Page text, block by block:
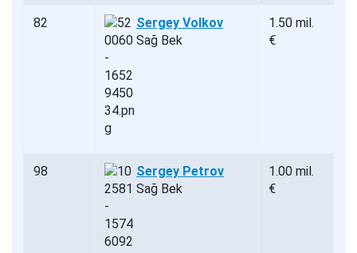
82
Sergey Volkov
Sağ Bek
1.50 mil.
€
98
Sergey Petrov
Sağ Bek
1.00 mil.
€